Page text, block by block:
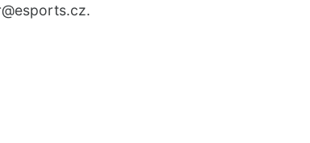
@esports.cz.